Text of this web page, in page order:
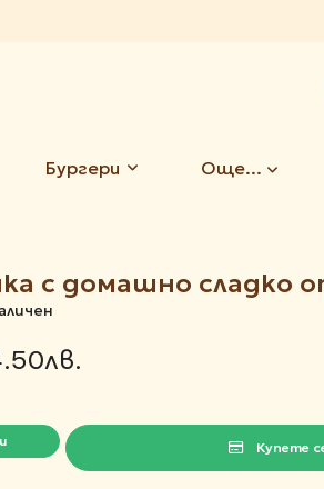
Бургери Още...
с домашно сладко
Купете